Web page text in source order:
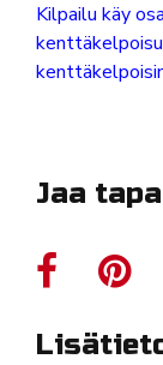
Kilpailu käy
Jaa